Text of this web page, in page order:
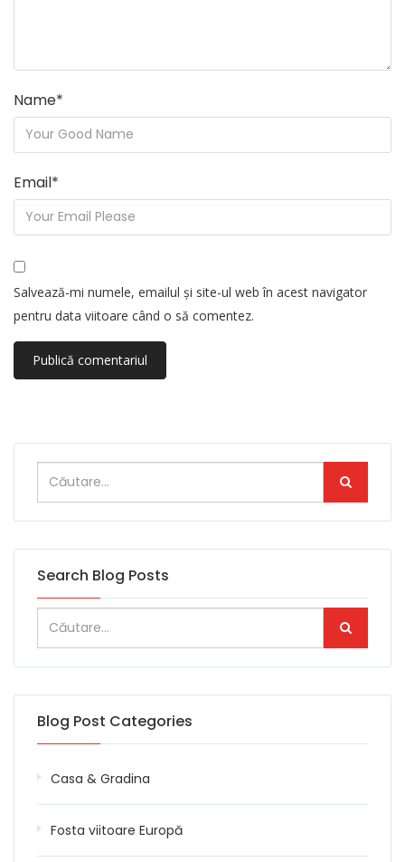
Name*
Email*
Salvează-mi numele, emailul și site-ul web în acest navigator
pentru data viitoare când o să comentez.
Search Blog Posts
Blog Post Categories
Casa & Gradina
Fosta viitoare Europă